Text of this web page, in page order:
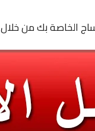
الخاصة بك من خلال